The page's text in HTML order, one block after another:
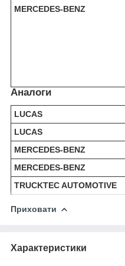
MERCEDES-BENZ
Аналоги
LUCAS
LUCAS
MERCEDES-BENZ
MERCEDES-BENZ
TRUCKTEC AUTOMOTIVE
Приховати
Характеристики